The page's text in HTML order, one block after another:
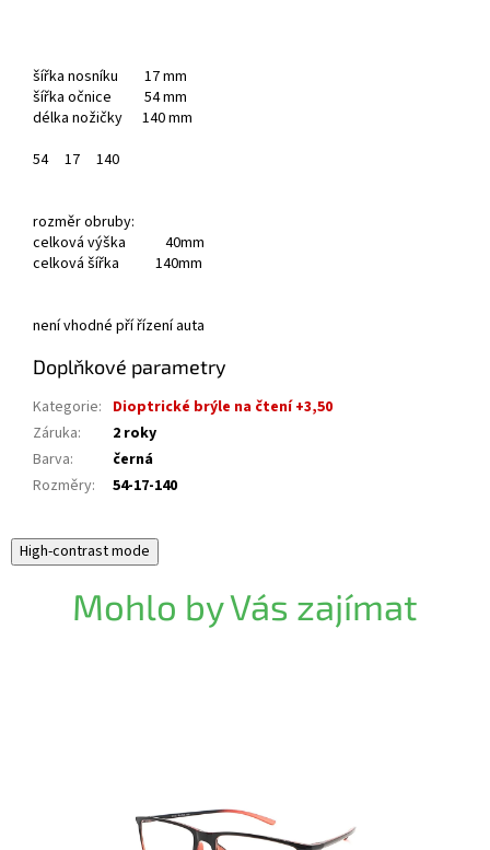
šířka nosníku 17 mm
šířka očnice 54 mm
délka nožičky 140 mm
54 17 140
rozměr obruby:
celková výška 40mm
celková šířka 140mm
není vhodné pří řízení auta
Doplňkové parametry
Kategorie: Dioptrické brýle na čtení +3,50
Záruka:
2 roky
Barva:
černá
Rozměry: 54-17-140
High-contrast mode
Mohlo by Vás zajímat